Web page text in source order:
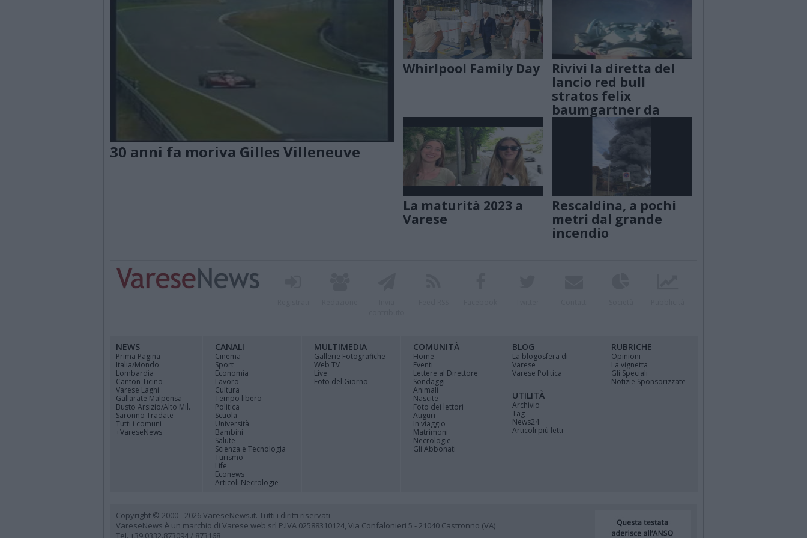
30 anni fa moriva Gilles Villeneuve
Whirlpool Family Day
Rivivi la diretta del
lancio red bull
stratos felix
baumgartner da
La maturità 2023 a
Varese
Rescaldina, a pochi
metri dal grande
incendio
NEWS
Prima Pagina
Italia/Mondo
Lombardia
Canton Ticino
Varese Laghi
Gallarate Malpensa
Busto Arsizio/Alto Mil.
Saronno Tradate
Tutti i comuni
+VareseNews
CANALI
Cinema
Sport
Economia
Lavoro
Cultura
Tempo libero
Politica
Scuola
Università
Bambini
Salute
Scienza e Tecnologia
Turismo
Life
Econews
Articoli Necrologie
MULTIMEDIA
Gallerie Fotografiche
Web TV
Live
Foto del Giorno
COMUNITÀ
Home
Eventi
Lettere al Direttore
Sondaggi
Animali
Nascite
Foto dei lettori
Auguri
In viaggio
Matrimoni
Necrologie
Gli Abbonati
BLOG
La blogosfera di
Varese
Varese Politica
UTILITÀ
Archivio
Tag
News24
Articoli più letti
RUBRICHE
Opinioni
La vignetta
Gli Speciali
Notizie Sponsorizzate
Copyright © 2000 - 2026 VareseNews.it. Tutti i diritti riservati
VareseNews è un marchio di Varese web srl P.IVA 02588310124, Via Confalonieri 5 - 21040 Castronno (VA)
Tel. +39.0332.873094 / 873168